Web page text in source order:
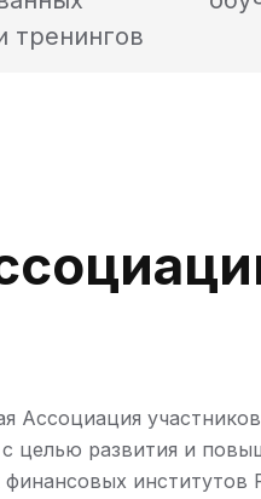
тренингов
СОЦИАЦИ
Ассоциация
целью развития и
финансовых институтов